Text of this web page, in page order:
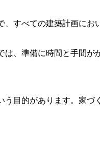
すべての建築計画に
、準備に時間と手間
目的があります。家